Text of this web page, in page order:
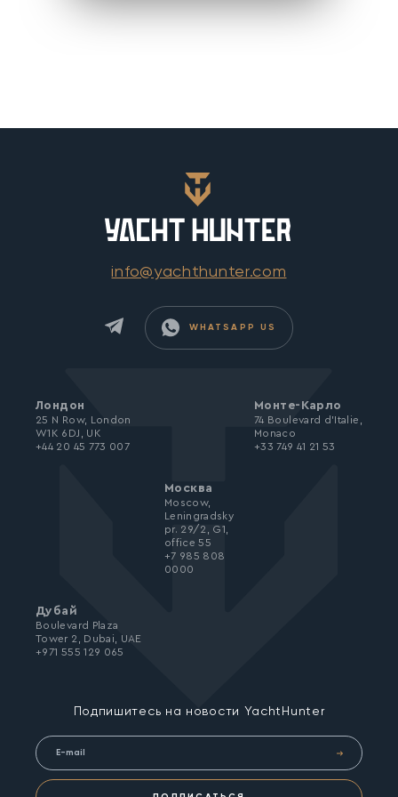
info@yachthunter.com
WHATSAPP US
Подпишитесь на новости YachtHunter
Лондон
25 N Row, London
W1K 6DJ, UK
+44 20 45 773 007
Монте-Карло
74 Boulevard d’Italie,
Monaco
+33 749 41 21 53
Москва
Moscow,
Leningradsky
pr. 29/2, G1,
office 55
+7 985 808
0000
Дубай
Boulevard Plaza
Tower 2, Dubai, UAE
+971 555 129 065